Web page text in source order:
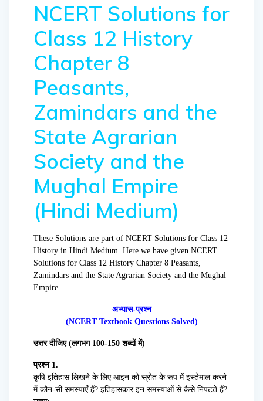
NCERT Solutions for
Class 12 History
Chapter 8
Peasants,
Zamindars and the
State Agrarian
Society and the
Mughal Empire
(Hindi Medium)
These Solutions are part of NCERT Solutions for Class 12
History in Hindi Medium. Here we have given NCERT
Solutions for Class 12 History Chapter 8 Peasants,
Zamindars and the State Agrarian Society and the Mughal
Empire.
अभ्यास-प्रश्न
(NCERT Textbook Questions Solved)
उत्तर दीजिए (लगभग 100-150 शब्दों में)
प्रश्न 1.
कृषि इतिहास लिखने के लिए आइन को स्रोत के रूप में इस्तेमाल करने
में कौन-सी समस्याएँ हैं? इतिहासकार इन समस्याओं से कैसे निपटते हैं?